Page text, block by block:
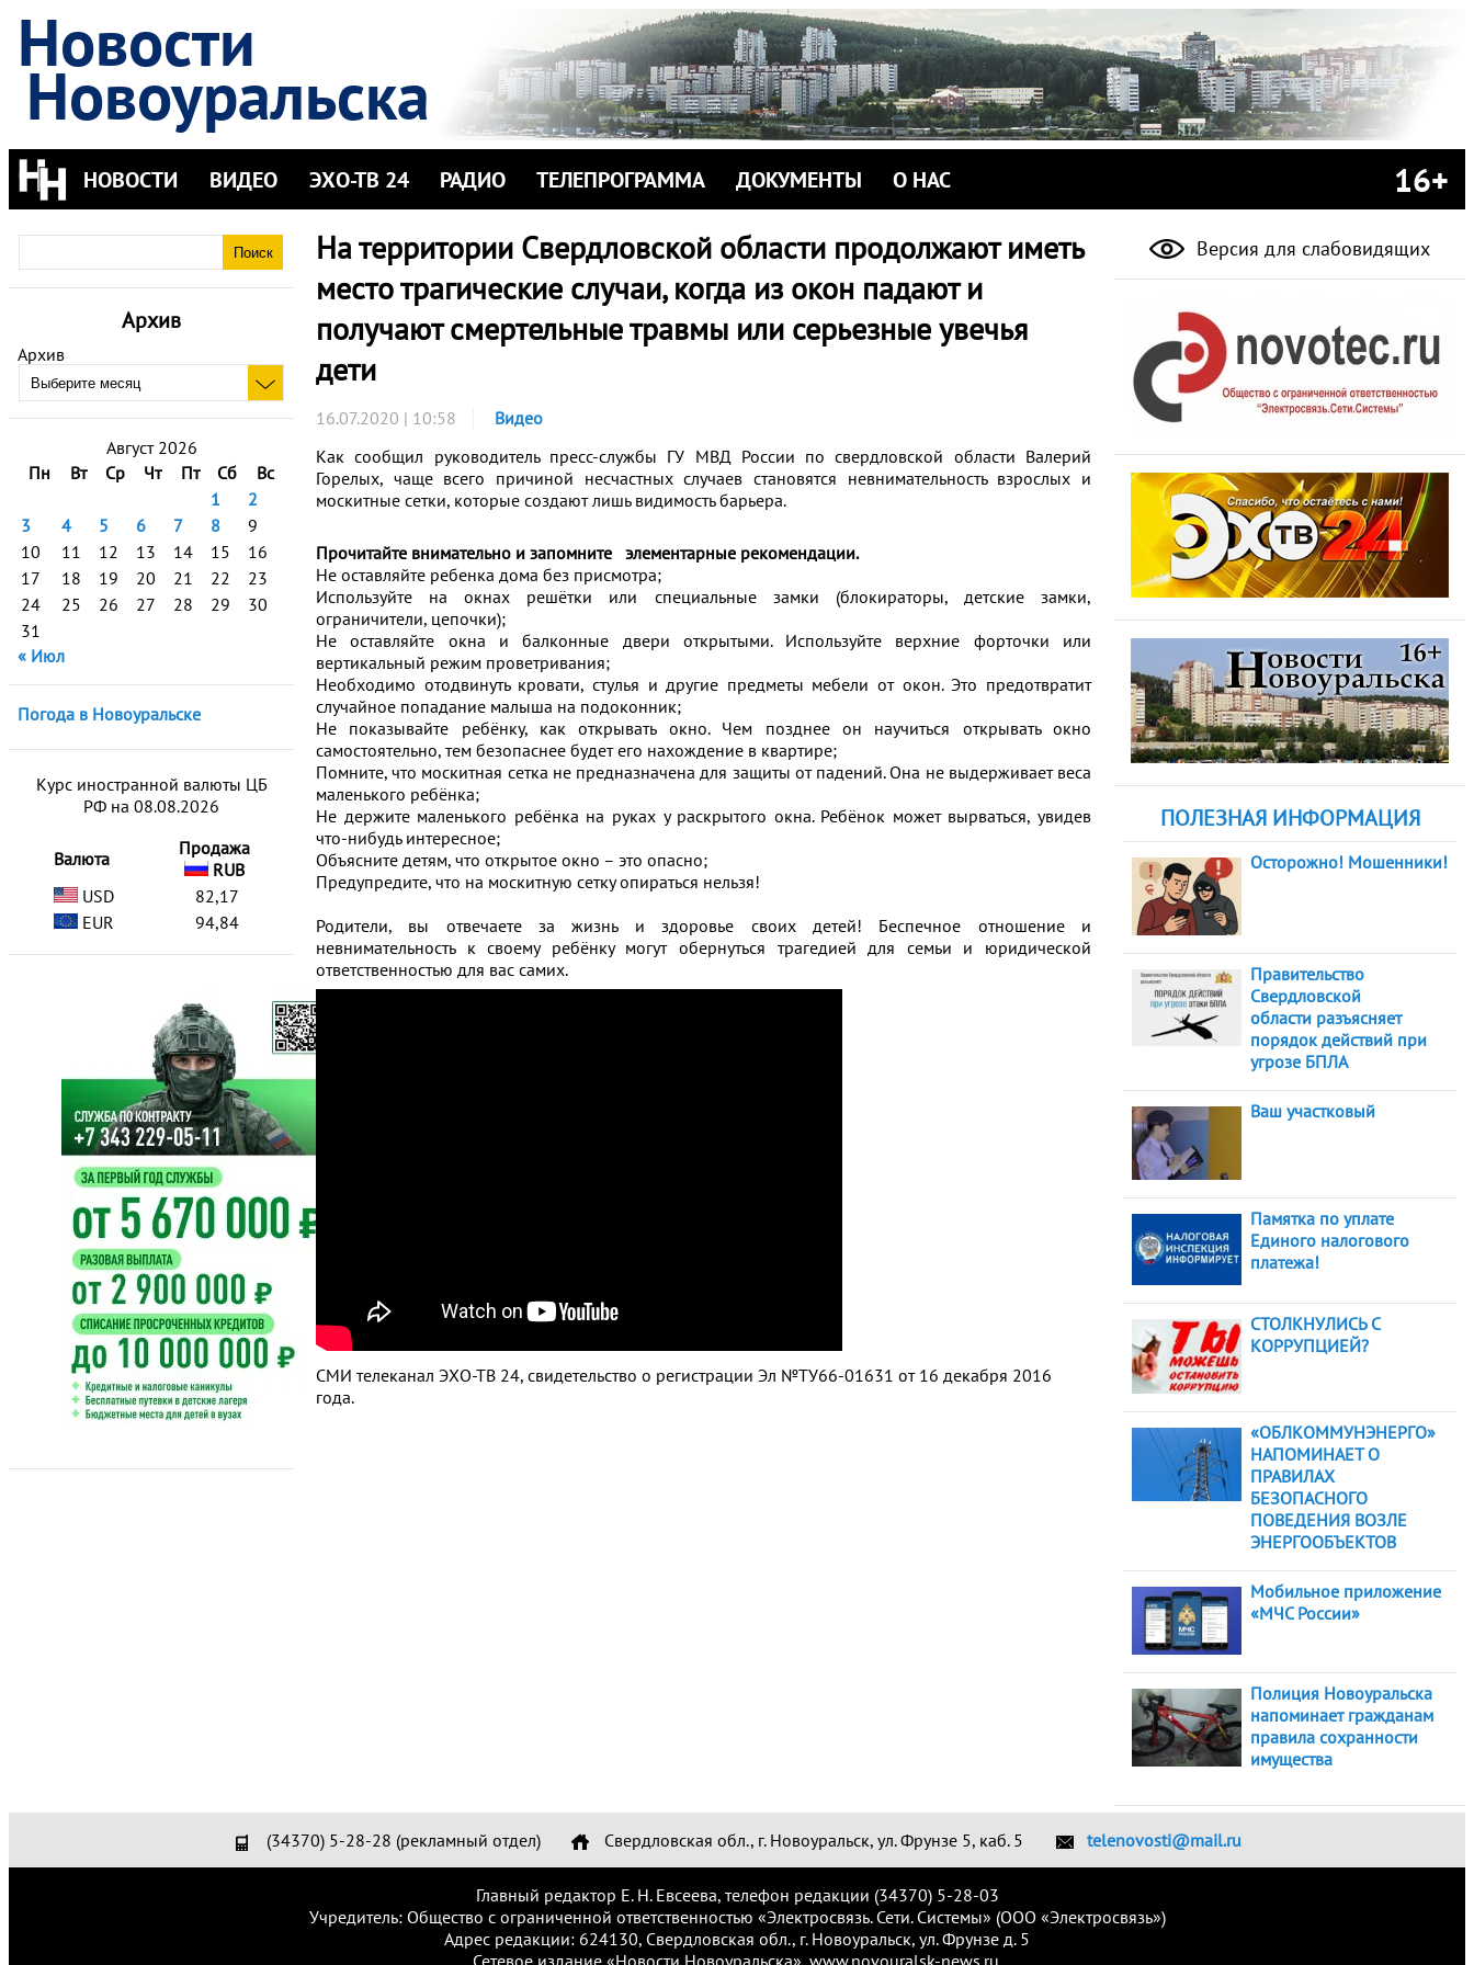
Новости
Новоуральска
НОВОСТИ ВИДЕО ЭХО-ТВ 24 РАДИО ТЕЛЕПРОГРАММА ДОКУМЕНТЫ О НАС 16+
Архив
Архив
Август 2026
Пн
Вт Ср Чт Пт Сб
Вс
1
2
3
4 5 6 7 8
9
10
11 12 13 14 15
16
17
18 19 20 21 22
23
24
25 26 27 28 29
30
31
« Июл
Погода в Новоуральске
Курс иностранной валюты ЦБ
РФ на 08.08.2026
Валюта
Продажа
RUB
USD
82,17
EUR
94,84
На территории Свердловской области продолжают иметь
место трагические случаи, когда из окон падают и
получают смертельные травмы или серьезные увечья
дети
16.07.2020 | 10:58
Видео
Как сообщил руководитель пресс-службы ГУ МВД России по свердловской области Валерий
Горелых, чаще всего причиной несчастных случаев становятся невнимательность взрослых и
москитные сетки, которые создают лишь видимость барьера.
Прочитайте внимательно и запомните⠀элементарные рекомендации.
Не оставляйте ребенка дома без присмотра;
Используйте на окнах решётки или специальные замки (блокираторы, детские замки,
ограничители, цепочки);
Не оставляйте окна и балконные двери открытыми. Используйте верхние форточки или
вертикальный режим проветривания;
Необходимо отодвинуть кровати, стулья и другие предметы мебели от окон. Это предотвратит
случайное попадание малыша на подоконник;
Не показывайте ребёнку, как открывать окно. Чем позднее он научиться открывать окно
самостоятельно, тем безопаснее будет его нахождение в квартире;
Помните, что москитная сетка не предназначена для защиты от падений. Она не выдерживает веса
маленького ребёнка;
Не держите маленького ребёнка на руках у раскрытого окна. Ребёнок может вырваться, увидев
что-нибудь интересное;
Объясните детям, что открытое окно – это опасно;
Предупредите, что на москитную сетку опираться нельзя!
Родители, вы отвечаете за жизнь и здоровье своих детей! Беспечное отношение и
невнимательность к своему ребёнку могут обернуться трагедией для семьи и юридической
ответственностью для вас самих.
СМИ телеканал ЭХО-ТВ 24, свидетельство о регистрации Эл №ТУ66-01631 от 16 декабря 2016
года.
Версия для слабовидящих
ПОЛЕЗНАЯ ИНФОРМАЦИЯ
Осторожно! Мошенники!
Правительство
Свердловской
области разъясняет
порядок действий при
угрозе БПЛА
Ваш участковый
Памятка по уплате
Единого налогового
платежа!
СТОЛКНУЛИСЬ С
КОРРУПЦИЕЙ?
«ОБЛКОММУНЭНЕРГО»
НАПОМИНАЕТ О
ПРАВИЛАХ
БЕЗОПАСНОГО
ПОВЕДЕНИЯ ВОЗЛЕ
ЭНЕРГООБЪЕКТОВ
Мобильное приложение
«МЧС России»
Полиция Новоуральска
напоминает гражданам
правила сохранности
имущества
(34370) 5-28-28 (рекламный отдел) Свердловская обл., г. Новоуральск, ул. Фрунзе 5, каб. 5 telenovosti@mail.ru
Главный редактор Е. Н. Евсеева, телефон редакции (34370) 5-28-03
Учредитель: Общество с ограниченной ответственностью «Электросвязь. Сети. Системы» (ООО «Электросвязь»)
Адрес редакции: 624130, Свердловская обл., г. Новоуральск, ул. Фрунзе д. 5